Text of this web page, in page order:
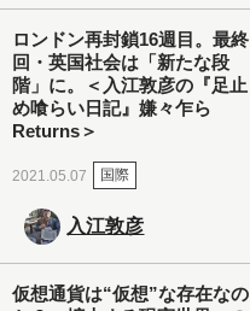
ロンドン再封鎖16週目。最終
回・英国社会は「新たな段
階」に。＜入江敦彦の『足止
め喰らい日記』嫌々乍ら
Returns＞
2021.05.07 国際
入江敦彦
仮想通貨は“仮想”な存在なの